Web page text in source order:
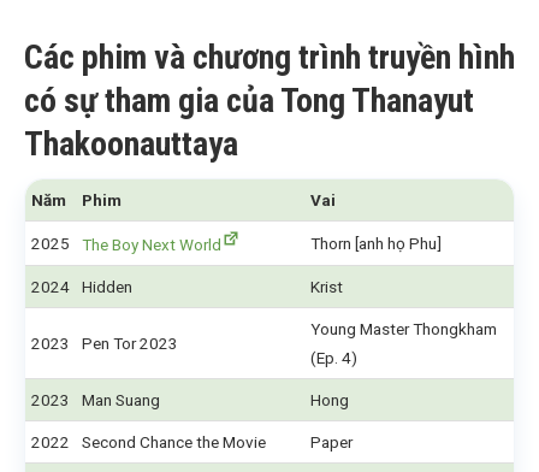
Các phim và chương trình truyền hình
có sự tham gia của Tong Thanayut
Thakoonauttaya
Năm Phim Vai
2025 The Boy Next World Thorn [anh họ Phu]
2024 Hidden Krist
2023 Pen Tor 2023
Young Master Thongkham
(Ep. 4)
2023 Man Suang Hong
2022 Second Chance the Movie Paper